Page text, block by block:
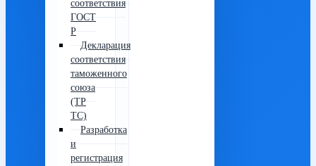
соответствия
ГОСТ
Р
Декларация
соответствия
таможенного
союза
(ТР
ТС)
Разработка
и
регистрация